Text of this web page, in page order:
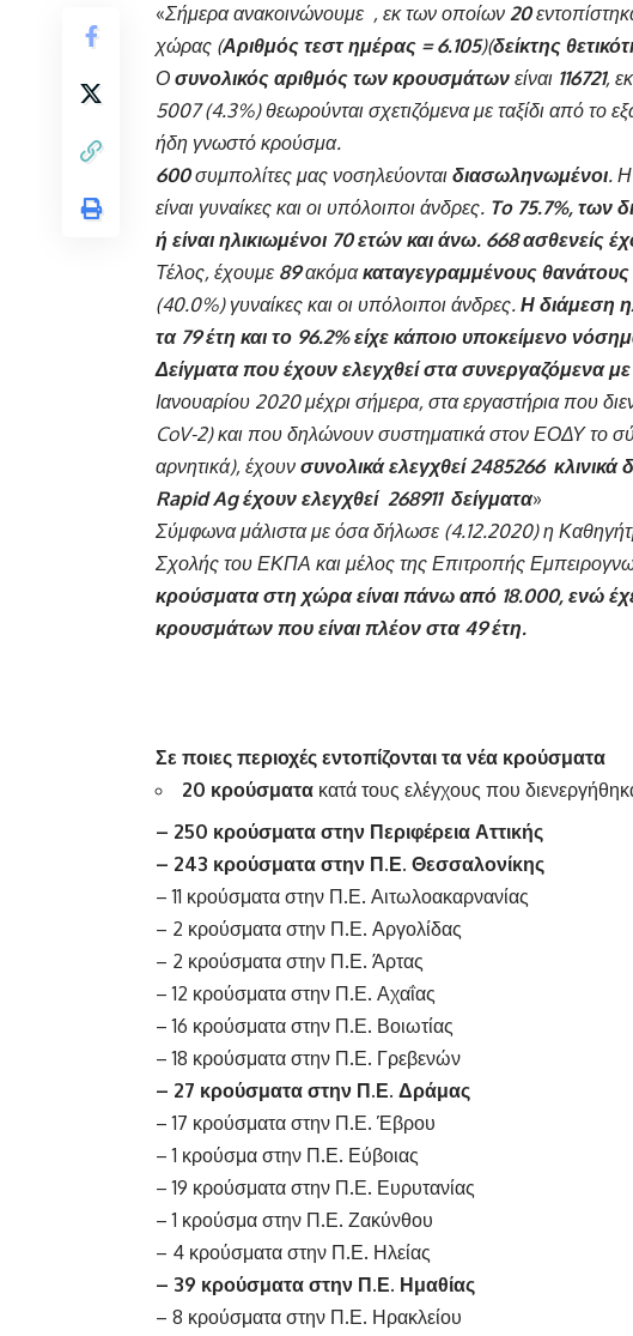
«Σήμερα ανακοινώνουμε , εκ των οποίων 20
χώρας (Αριθμός τεστ ημέρας = 6.105)(δείκτης
Ο συνολικός αριθμός των κρουσμάτων είναι 116721,
5007 (4.3%) θεωρούνται σχετιζόμενα με ταξίδι από το
ήδη γνωστό κρούσμα.
600συμπολίτες μας νοσηλεύονται διασωληνωμένοι. Η
είναι γυναίκες και οι υπόλοιποι άνδρες. To 75.7%, των
ή είναι ηλικιωμένοι 70 ετών και άνω. 668 ασθενείς
Τέλος, έχουμε 89ακόμακαταγεγραμμένους θανάτους
(40.0%) γυναίκες και οι υπόλοιποι άνδρες. Η διάμεση
τα 79 έτη και το 96.2% είχε κάποιο υποκείμενο
Δείγματα που έχουν ελεγχθεί στα συνεργαζόμενα
Ιανουαρίου 2020 μέχρι σήμερα, στα εργαστήρια που
CoV-2) και που δηλώνουν συστηματικά στον ΕΟΔΥ το
αρνητικά), έχουν συνολικά ελεγχθεί 2485266 κλινικά
Rapid Ag έχουν ελεγχθεί 268911 δείγματα»
Σύμφωνα μάλιστα με όσα δήλωσε (4.12.2020) η
Σχολής του ΕΚΠΑ και μέλος της Επιτροπής
κρούσματα στη χώρα είναι πάνω από 18.000, ενώ
κρουσμάτων που είναι πλέον στα 49 έτη.
Σε ποιες περιοχές εντοπίζονται τα νέα κρούσματα
20 κρούσματα κατά τους ελέγχους που
– 250 κρούσματα στην Περιφέρεια Αττικής
– 243 κρούσματα στην Π.Ε. Θεσσαλονίκης
– 11 κρούσματα στην Π.Ε. Αιτωλοακαρνανίας
– 2 κρούσματα στην Π.Ε. Αργολίδας
– 2 κρούσματα στην Π.Ε. Άρτας
– 12 κρούσματα στην Π.Ε. Αχαΐας
– 16 κρούσματα στην Π.Ε. Βοιωτίας
– 18 κρούσματα στην Π.Ε. Γρεβενών
– 27 κρούσματα στην Π.Ε. Δράμας
– 17 κρούσματα στην Π.Ε. Έβρου
– 1 κρούσμα στην Π.Ε. Εύβοιας
– 19 κρούσματα στην Π.Ε. Ευρυτανίας
– 1 κρούσμα στην Π.Ε. Ζακύνθου
– 4 κρούσματα στην Π.Ε. Ηλείας
– 39 κρούσματα στην Π.Ε. Ημαθίας
– 8 κρούσματα στην Π.Ε. Ηρακλείου